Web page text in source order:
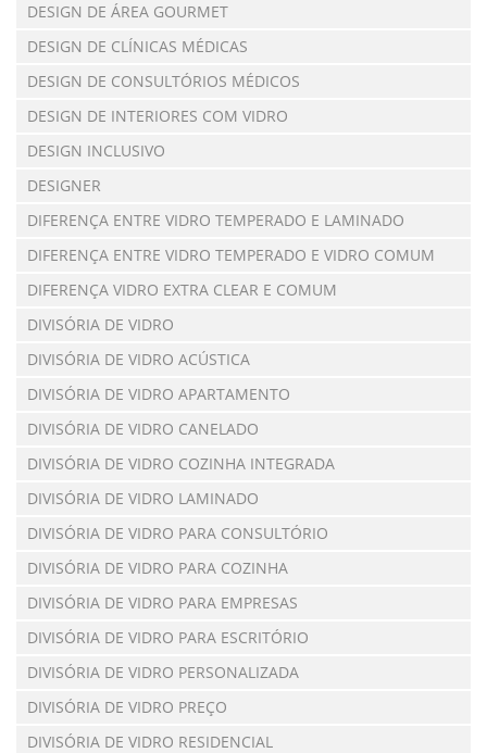
DESIGN DE ÁREA GOURMET
DESIGN DE CLÍNICAS MÉDICAS
DESIGN DE CONSULTÓRIOS MÉDICOS
DESIGN DE INTERIORES COM VIDRO
DESIGN INCLUSIVO
DESIGNER
DIFERENÇA ENTRE VIDRO TEMPERADO E LAMINADO
DIFERENÇA ENTRE VIDRO TEMPERADO E VIDRO COMUM
DIFERENÇA VIDRO EXTRA CLEAR E COMUM
DIVISÓRIA DE VIDRO
DIVISÓRIA DE VIDRO ACÚSTICA
DIVISÓRIA DE VIDRO APARTAMENTO
DIVISÓRIA DE VIDRO CANELADO
DIVISÓRIA DE VIDRO COZINHA INTEGRADA
DIVISÓRIA DE VIDRO LAMINADO
DIVISÓRIA DE VIDRO PARA CONSULTÓRIO
DIVISÓRIA DE VIDRO PARA COZINHA
DIVISÓRIA DE VIDRO PARA EMPRESAS
DIVISÓRIA DE VIDRO PARA ESCRITÓRIO
DIVISÓRIA DE VIDRO PERSONALIZADA
DIVISÓRIA DE VIDRO PREÇO
DIVISÓRIA DE VIDRO RESIDENCIAL